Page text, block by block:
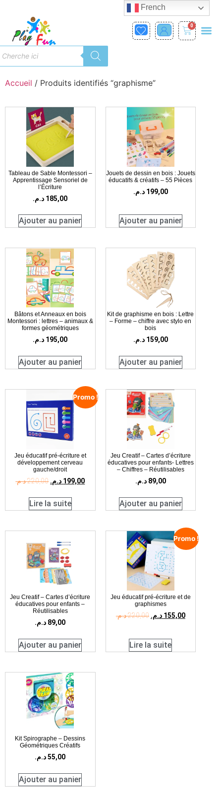
0
Accueil / Produits identifiés “graphisme”
Tableau de Sable Montessori –
Apprentissage Sensoriel de
l’Écriture
185,00 د.م.
Ajouter au panier
Jouets de dessin en bois : Jouets
éducatifs & créatifs – 55 Pièces
199,00 د.م.
Ajouter au panier
Bâtons et Anneaux en bois
Montessori : lettres – animaux &
formes géométriques
195,00 د.م.
Ajouter au panier
Kit de graphisme en bois : Lettre
– Forme – chiffre avec stylo en
bois
159,00 د.م.
Ajouter au panier
Promo !
Jeu éducatif pré-écriture et
développement cerveau
gauche/droit
220,00د.م. 199,00 د.م.
Lire la suite
Jeu Creatif – Cartes d’écriture
éducatives pour enfants- Lettres
– Chiffres – Réutilisables
89,00 د.م.
Ajouter au panier
Jeu Creatif – Cartes d’écriture
éducatives pour enfants –
Réutilisables
89,00 د.م.
Ajouter au panier
Promo !
Jeu éducatif pré-écriture et de
graphismes
220,00د.م. 155,00 د.م.
Lire la suite
Kit Spirographe – Dessins
Géométriques Créatifs
55,00 د.م.
Ajouter au panier
French